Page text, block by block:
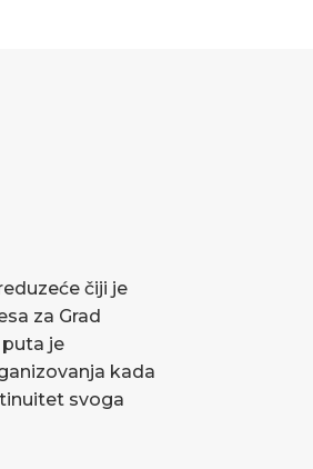
čiji je
za Grad
je
kada
svoga